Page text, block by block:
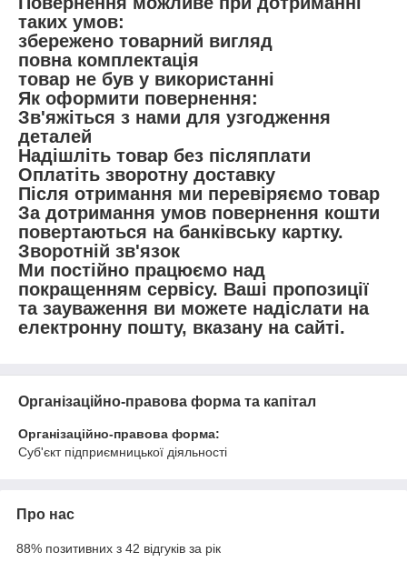
таких умов:
збережено товарний вигляд
повна комплектація
товар не був у використанні
Як оформити повернення:
Зв'яжіться з нами для узгодження
деталей
Надішліть товар без післяплати
Оплатіть зворотну доставку
Після отримання ми перевіряємо товар
За дотримання умов повернення кошти
повертаються на банківську картку.
Зворотній зв'язок
Ми постійно працюємо над
покращенням сервісу. Ваші пропозиції
та зауваження ви можете надіслати на
електронну пошту, вказану на сайті.
Організаційно-правова форма та капітал
Організаційно-правова форма:
Суб'єкт підприємницької діяльності
Про нас
88% позитивних з 42 відгуків за рік